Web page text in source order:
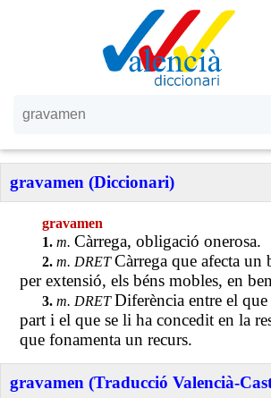
gravamen (Diccionari)
gravamen
1. m.Càrrega, obligació onerosa.
2. m. DRETCàrrega que afecta
per extensió, els béns mobles, en
3. m. DRET Diferència entre el
part i el que se li ha concedit en la
que fonamenta un recurs.
gravamen (Traducció Valencià-